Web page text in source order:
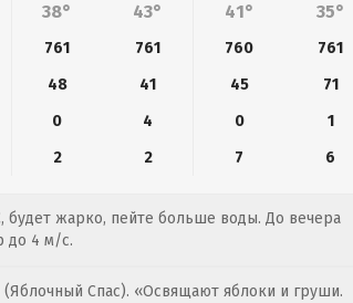
38° 43° 41° 35°
761 761 760
761
48 41 45
71
0 4 0
1
2 2 7 6
будет жарко, пейте больше воды. До вечера
до 4 м/с.
Спас). «Освящают яблоки и груши.